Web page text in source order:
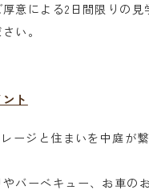
意による2日間限りの見
い。
ト
ージと住まいを中庭が
バーベキュー、お車の